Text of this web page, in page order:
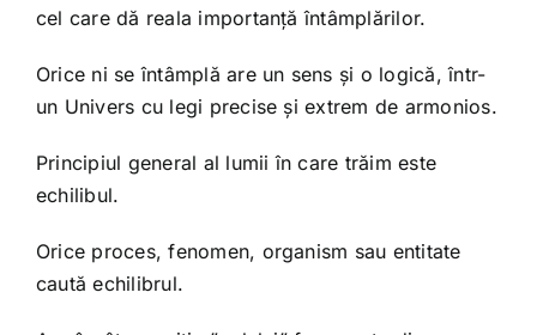
cel care dă reala importanță întâmplărilor.
Orice ni se întâmplă are un sens și o logică, într-
un Univers cu legi precise și extrem de armonios.
Principiul general al lumii în care trăim este
echilibul.
Orice proces, fenomen, organism sau entitate
caută echilibrul.